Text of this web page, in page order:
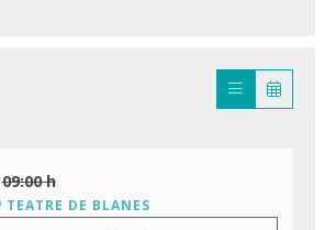
09:00 h
TEATRE DE BLANES